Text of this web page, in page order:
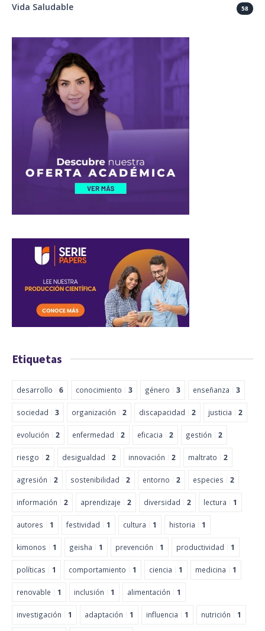
Vida Saludable 58
Etiquetas
desarrollo 6 conocimiento 3 género 3 enseñanza 3
sociedad 3 organización 2 discapacidad 2 justicia 2
evolución 2 enfermedad 2 eficacia 2 gestión 2
riesgo 2 desigualdad 2 innovación 2 maltrato 2
agresión 2 sostenibilidad 2 entorno 2 especies 2
información 2 aprendizaje 2 diversidad 2 lectura 1
autores 1 festividad 1 cultura 1 historia 1
kimonos 1 geisha 1 prevención 1 productividad 1
políticas 1 comportamiento 1 ciencia 1 medicina 1
renovable 1 inclusión 1 alimentación 1
investigación 1 adaptación 1 influencia 1 nutrición 1